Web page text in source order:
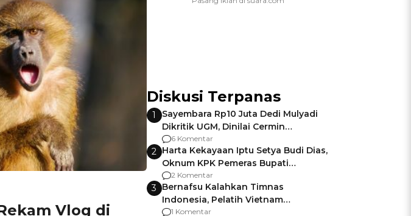
Vlog di
Diskusi Terpanas
1
Sayembara Rp10 Juta Dedi Mulyadi
Dikritik UGM, Dinilai Cermin
Gagalnya Negara Jamin Keamanan
6 Komentar
2 Harta Kekayaan Iptu Setya Budi Dias,
Oknum KPK Pemeras Bupati
Pemalang
2 Komentar
3 Bernafsu Kalahkan Timnas
Indonesia, Pelatih Vietnam
Berencana Pakai Jimat di Pakansari
1 Komentar